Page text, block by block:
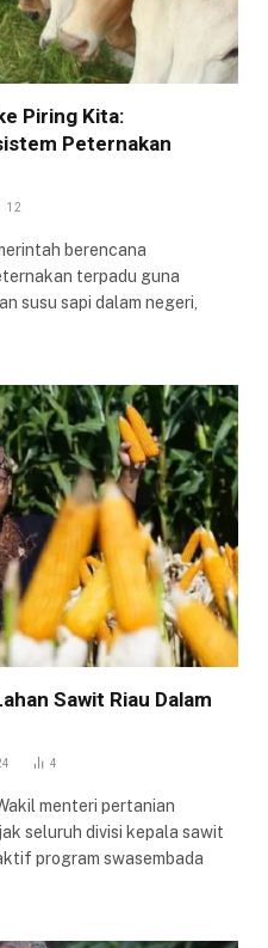
Piring Kita:
Peternakan
12
berencana
terpadu guna
susu sapi dalam negeri,
Sawit Riau Dalam
4
menteri pertanian
seluruh divisi kepala sawit
program swasembada